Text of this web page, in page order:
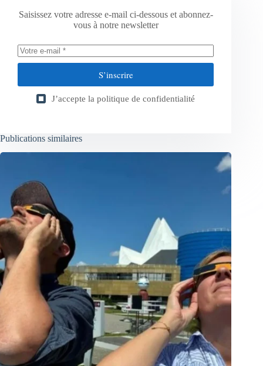
Saisissez votre adresse e-mail ci-dessous et abonnez-
vous à notre newsletter
S’inscrire
J’accepte la politique de confidentialité
Publications similaires